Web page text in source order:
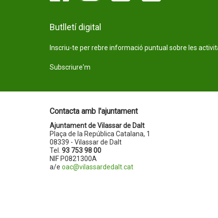
Butlletí digital
Inscriu-te per rebre informació puntual sobre les
Subscriure'm
Contacta amb l'ajuntament
Ajuntament de Vilassar de Dalt
Plaça de la República Catalana, 1
08339 - Vilassar de Dalt
Tel. 93 753 98 00
NIF P0821300A
a/e oac@vilassardedalt.cat